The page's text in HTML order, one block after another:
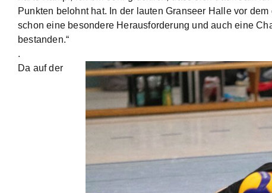
Punkten belohnt hat. In der lauten Granseer Halle vor
schon eine besondere Herausforderung und auch eine
bestanden.“
.
Da auf der